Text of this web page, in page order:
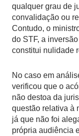
qualquer grau de
convalidação ou
Contudo, o
do STF, a
constitui nulidade
No caso em
verificou que o
não destoa da
questão relativa à
já que não foi
própria audiência